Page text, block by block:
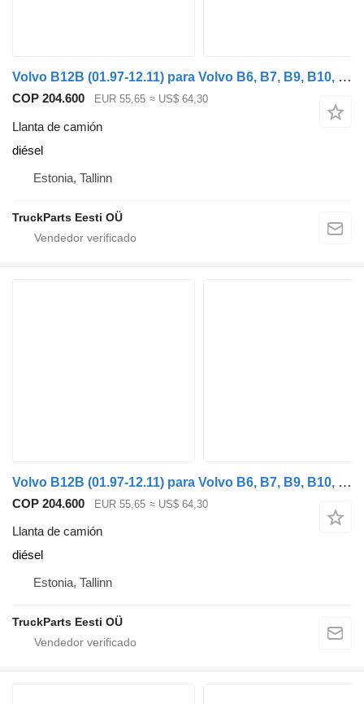
Volvo B12B (01.97-12.11) para Volvo B6, B7, B9, B10, B12 bus (1978-2011)
COP 204.600 EUR 55,65 ≈ US$ 64,30
Llanta de camión
diésel
Estonia, Tallinn
TruckParts Eesti OÜ
Volvo B12B (01.97-12.11) para Volvo B6, B7, B9, B10, B12 bus (1978-2011)
COP 204.600 EUR 55,65 ≈ US$ 64,30
Llanta de camión
diésel
Estonia, Tallinn
TruckParts Eesti OÜ